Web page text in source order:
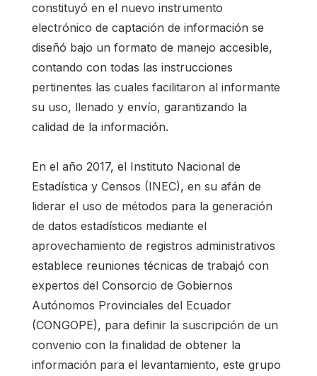
constituyó en el nuevo instrumento
electrónico de captación de información se
diseñó bajo un formato de manejo accesible,
contando con todas las instrucciones
pertinentes las cuales facilitaron al informante
su uso, llenado y envío, garantizando la
calidad de la información.
En el año 2017, el Instituto Nacional de
Estadística y Censos (INEC), en su afán de
liderar el uso de métodos para la generación
de datos estadísticos mediante el
aprovechamiento de registros administrativos
establece reuniones técnicas de trabajó con
expertos del Consorcio de Gobiernos
Autónomos Provinciales del Ecuador
(CONGOPE), para definir la suscripción de un
convenio con la finalidad de obtener la
información para el levantamiento, este grupo